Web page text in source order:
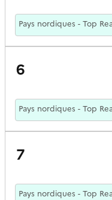
Pays nordiques - Top
6
Pays nordiques - Top
7
Pays nordiques - Top